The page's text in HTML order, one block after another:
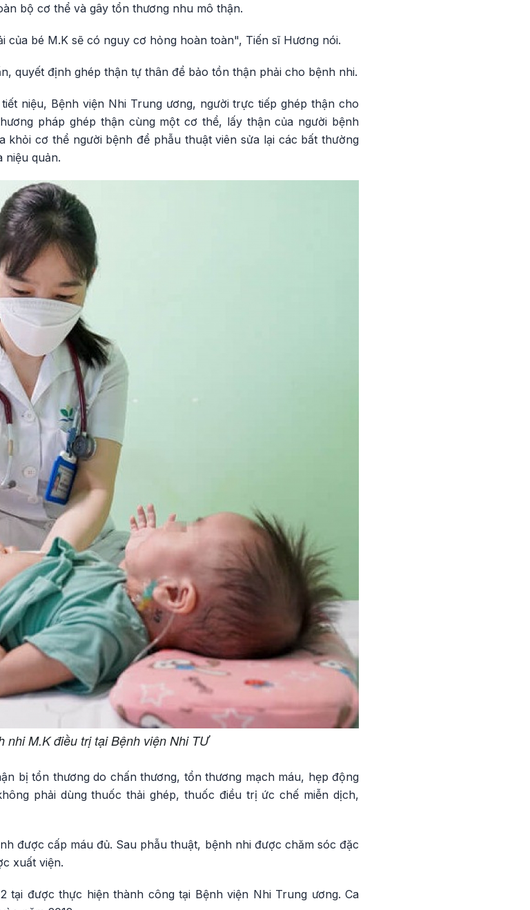
bộ cơ thể và gây tổn thương nhu mô thận.
của bé M.K sẽ có nguy cơ hỏng hoàn toàn", Tiến sĩ Hương nói.
quyết định ghép thận tự thân để bảo tồn thận phải cho bệnh nhi.
niệu, Bệnh viện Nhi Trung ương, người trực tiếp ghép thận cho
pháp ghép thận cùng một cơ thể, lấy thận của người bệnh
cơ thể người bệnh để phẫu thuật viên sửa lại các bất thường
niệu quản.
nhi M.K điều trị tại Bệnh viện Nhi TƯ
bị tổn thương do chấn thương, tổn thương mạch máu, hẹp động
phải dùng thuốc thải ghép, thuốc điều trị ức chế miễn dịch,
được cấp máu đủ. Sau phẫu thuật, bệnh nhi được chăm sóc đặc
xuất viện.
được thực hiện thành công tại Bệnh viện Nhi Trung ương. Ca